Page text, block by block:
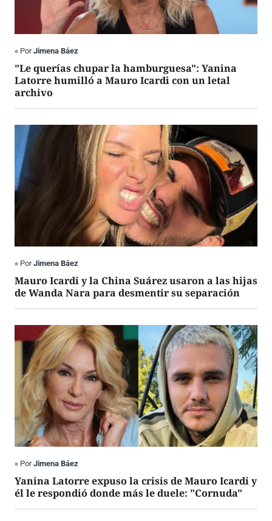
« PorJimena Báez
"Le querías chupar la hamburguesa": Yanina
Latorre humilló a Mauro Icardi con un letal
archivo
« PorJimena Báez
Mauro Icardi y la China Suárez usaron a las hijas
de Wanda Nara para desmentir su separación
« PorJimena Báez
Yanina Latorre expuso la crisis de Mauro Icardi y
él le respondió donde más le duele: "Cornuda"